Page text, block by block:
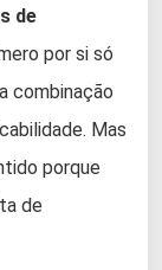
de
por si só
combinação
Mas
porque
de